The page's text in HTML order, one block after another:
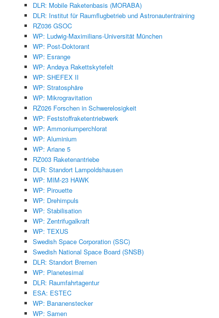
DLR: Mobile Raketenbasis (MORABA)
DLR: Institut für Raumflugbetrieb und Astronautentraining
RZ036 GSOC
WP: Ludwig-Maximilians-Universität München
WP: Post-Doktorant
WP: Esrange
WP: Andøya Rakettskytefelt
WP: SHEFEX II
WP: Stratosphäre
WP: Mikrogravitation
RZ026 Forschen in Schwerelosigkeit
WP: Feststoffraketentriebwerk
WP: Ammoniumperchlorat
WP: Aluminium
WP: Ariane 5
RZ003 Raketenantriebe
DLR: Standort Lampoldshausen
WP: MIM-23 HAWK
WP: Pirouette
WP: Drehimpuls
WP: Stabilisation
WP: Zentrifugalkraft
WP: TEXUS
Swedish Space Corporation (SSC)
Swedish National Space Board (SNSB)
DLR: Standort Bremen
WP: Planetesimal
DLR: Raumfahrtagentur
ESA: ESTEC
WP: Bananenstecker
WP: Samen